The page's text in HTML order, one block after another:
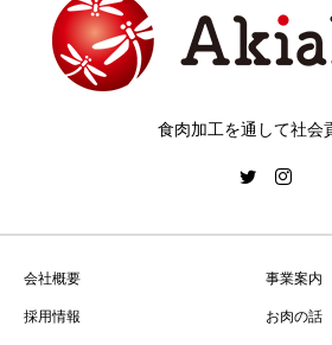
食肉加工を通して社会
会社概要
事業案内
採用情報
お肉の話